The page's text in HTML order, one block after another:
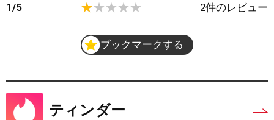
1/5 2件のレビュー
ブックマークする
ティンダー